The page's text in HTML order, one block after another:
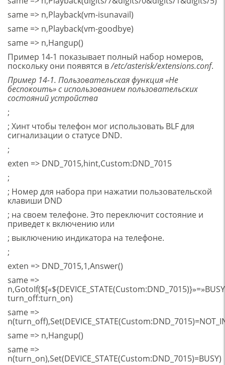
same => n,Playback(vm-isunavail)
same => n,Playback(vm-goodbye)
same => n,Hangup()
Пример 14-1 показывает полный набор номеров,
поскольку они появятся в/etc/asterisk/extensions.conf.
Пример 14-1. Пользовательская функция «Не
беспокоить» с использованием пользовательских
состояний устройства
;
; Хинт чтобы телефон мог использовать BLF для
сигнализации о статусе DND.
;
exten => DND_7015,hint,Custom:DND_7015
;
; Номер для набора при нажатии пользовательской
клавиши DND
; на своем телефоне. Это переключит состояние и
приведет к включению или
; выключению индикатора на телефоне.
;
exten => DND_7015,1,Answer()
same =>
turn_off:turn_on)
same =>
same => n,Hangup()
same =>
n(turn_on),Set(DEVICE_STATE(Custom:DND_7015)=BUSY)